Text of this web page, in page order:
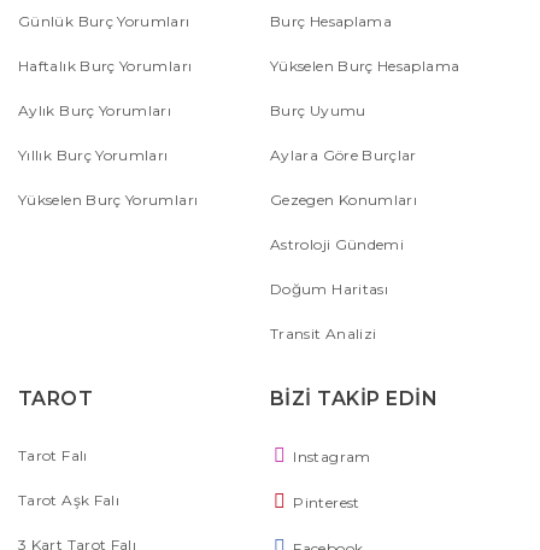
Günlük Burç Yorumları
Haftalık Burç Yorumları
Aylık Burç Yorumları
Yıllık Burç Yorumları
Yükselen Burç Yorumları
Burç Hesaplama
Yükselen Burç Hesaplama
Burç Uyumu
Aylara Göre Burçlar
Gezegen Konumları
Astroloji Gündemi
Doğum Haritası
Transit Analizi
TAROT
Tarot Falı
Tarot Aşk Falı
3 Kart Tarot Falı
BİZİ TAKİP EDİN
Instagram
Pinterest